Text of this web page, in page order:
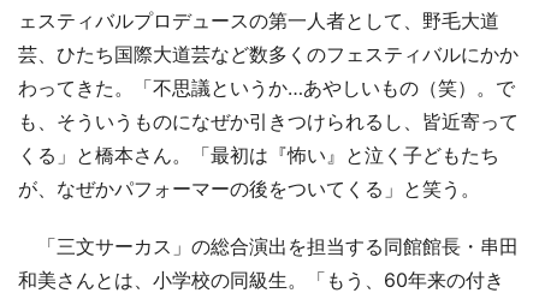
ェスティバルプロデュースの第一人者として、野毛大道
芸、ひたち国際大道芸など数多くのフェスティバルにかか
わってきた。「不思議というか…あやしいもの（笑）。で
も、そういうものになぜか引きつけられるし、皆近寄って
くる」と橋本さん。「最初は『怖い』と泣く子どもたち
が、なぜかパフォーマーの後をついてくる」と笑う。
「三文サーカス」の総合演出を担当する同館館長・串田
和美さんとは、小学校の同級生。「もう、60年来の付き